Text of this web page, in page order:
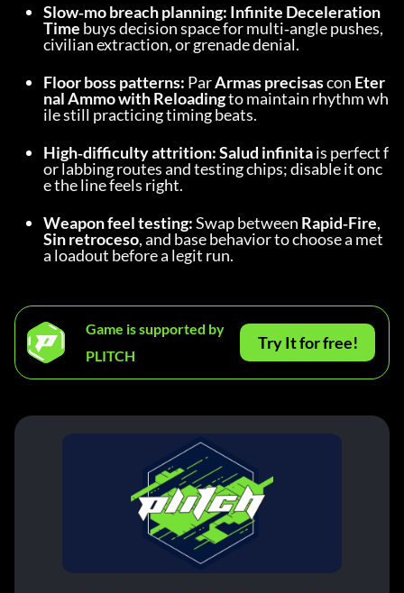
Slow‑mo breach planning: Infinite Deceleration
Time buys decision space for multi‑angle pushes,
civilian extraction, or grenade denial.
Floor boss patterns: Par Armas precisas con Eter
nal Ammo with Reloading to maintain rhythm wh
ile still practicing timing beats.
High‑difficulty attrition:Salud infinita is perfect f
or labbing routes and testing chips; disable it onc
e the line feels right.
Weapon feel testing: Swap between Rapid‑Fire
Sin retroceso, and base behavior to choose a met
a loadout before a legit run.
Game is supported by
PLITCH
Try It for free!